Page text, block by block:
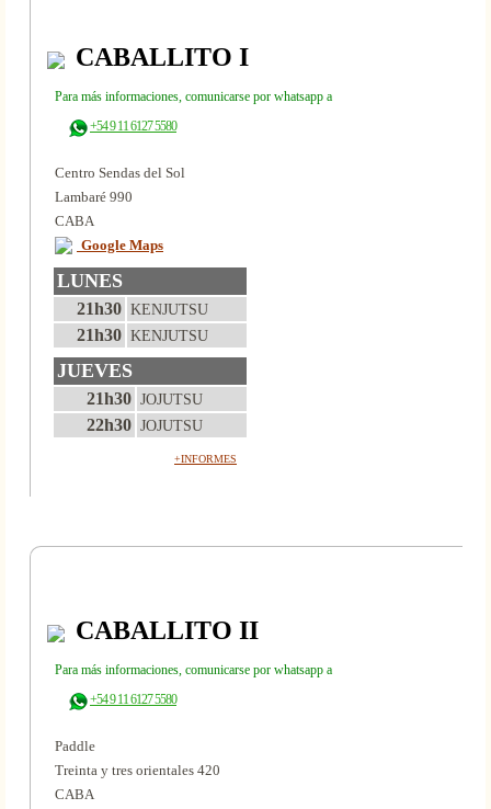
CABALLITO I
Para más informaciones, comunicarse por whatsapp a
+54 9 11 6127 5580
Centro Sendas del Sol
Lambaré 990
CABA
Google Maps
LUNES
21h30 KENJUTSU
21h30 KENJUTSU
JUEVES
21h30 JOJUTSU
22h30 JOJUTSU
+INFORMES
CABALLITO II
Para más informaciones, comunicarse por whatsapp a
+54 9 11 6127 5580
Paddle
Treinta y tres orientales 420
CABA